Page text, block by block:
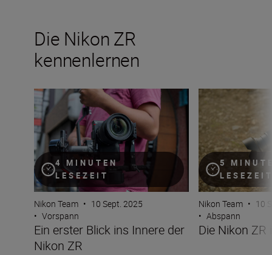
Die Nikon ZR
kennenlernen
4 MINUTEN
LESEZEIT
Ein erster Blick ins Innere der Nikon ZR
Nikon Team • 10 Sept. 2025
• Vorspann
Ein erster Blick ins Innere der
Nikon ZR
5
Die Nikon ZR im
Nikon Team • 10
• Abspann
Die Nikon